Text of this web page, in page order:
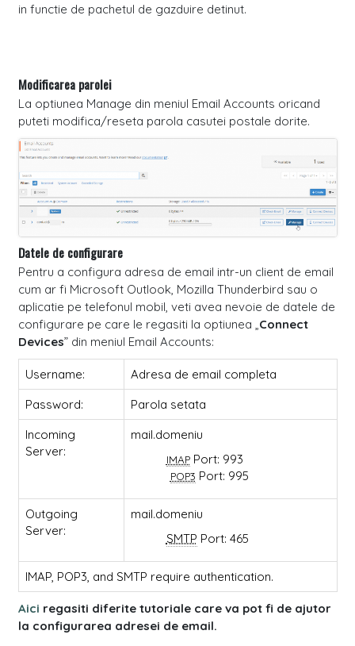
in functie de pachetul de gazduire detinut.
Modificarea parolei
La optiunea Manage din meniul Email Accounts oricand
puteti modifica/reseta parola casutei postale dorite.
Datele de configurare
Pentru a configura adresa de email intr-un client de email
cum ar fi Microsoft Outlook, Mozilla Thunderbird sau o
aplicatie pe telefonul mobil, veti avea nevoie de datele de
configurare pe care le regasiti la optiunea „ Connect
Devices” din meniul Email Accounts:
Username:
Adresa de email completa
Password:
Parola setata
Incoming
Server:
mail.domeniu
IMAPPort: 993
POP3 Port: 995
Outgoing
Server:
mail.domeniu
SMTP Port: 465
IMAP, POP3, and SMTP require authentication.
Aici regasiti diferite tutoriale care va pot fi de ajutor
la configurarea adresei de email.